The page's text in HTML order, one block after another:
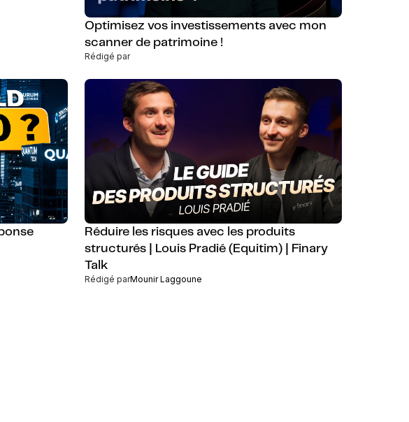
Optimisez vos investissements avec mon
scanner de patrimoine !
Rédigé par
Réduire les risques avec les produits
structurés | Louis Pradié (Equitim) | Finary
Talk
Rédigé parMounir Laggoune